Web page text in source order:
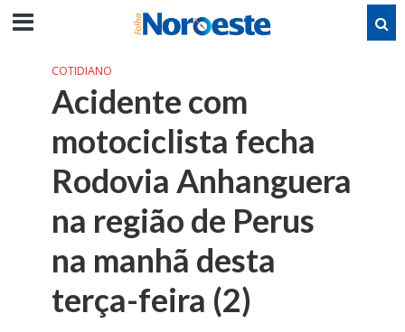
COTIDIANO
Acidente com
motociclista fecha
Rodovia Anhanguera
na região de Perus
na manhã desta
terça-feira (2)